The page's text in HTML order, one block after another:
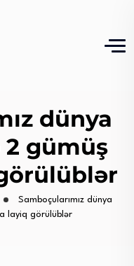
dünya
gümüş
Samboçularımız dünya
layiq görülüblər